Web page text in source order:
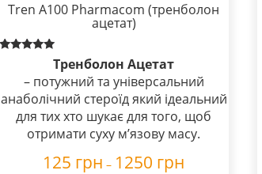
Tren A100 Pharmacom (тренболон
ацетат)
out of 5
Тренболон Ацетат
– потужний та універсальний
анаболічний стероїд який ідеальний
для тих хто шукає для того, щоб
отримати суху м’язову масу.
125 грн – 1250 грн